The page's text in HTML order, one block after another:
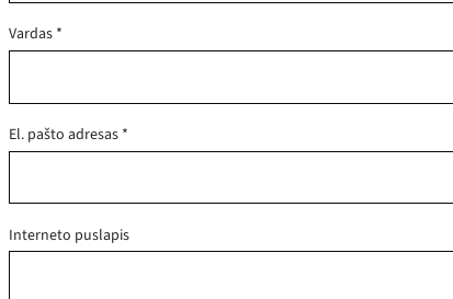
Vardas *
El. pašto adresas *
Interneto puslapis